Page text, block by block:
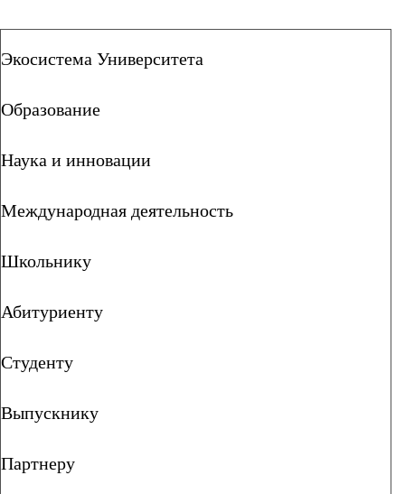
Экосистема Университета
Образование
Наука и инновации
Международная деятельность
Школьнику
Абитуриенту
Студенту
Выпускнику
Партнеру